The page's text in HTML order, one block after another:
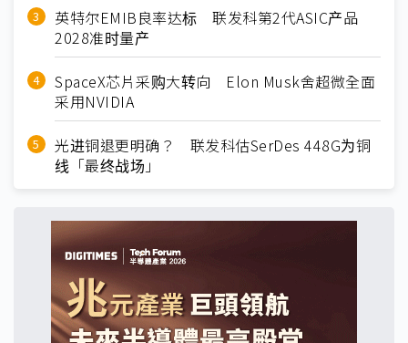
英特尔EMIB良率达标 联发科第2代ASIC产品
2028准时量产
SpaceX芯片采购大转向 Elon Musk舍超微全面
采用NVIDIA
光进铜退更明确？ 联发科估SerDes 448G为铜
线「最终战场」